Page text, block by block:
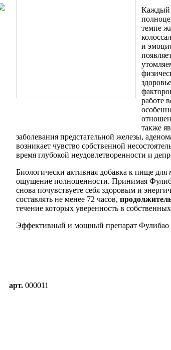
Каждый
темпе
и
работе
также
заболевания предстательной железы,
возникает чувство собственной
время глубокой неудовлетворенности и
Биологически активная добавка к пище
ощущение полноценности. Принимая
снова почувствуете себя здоровым и
составлять не менее 72 часов,
течение которых уверенность в
Эффективный и мощный препарат Фулибао
арт. 000011